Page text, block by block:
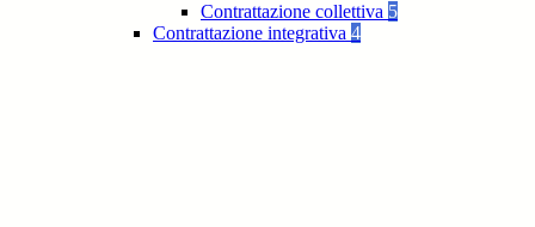
Contrattazione collettiva 5
Contrattazione integrativa 4